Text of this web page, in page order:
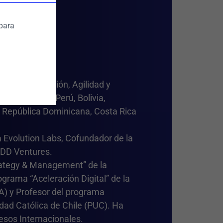
de Innovación, Agilidad y
Argentina, Perú, Bolivia,
Dominicana, Costa Rica
Labs, Cofundador de la
Ventures.
& Management” de la
“Aceleración Digital” de la
y Profesor del programa
Católica de Chile (PUC). Ha
Internacionales.